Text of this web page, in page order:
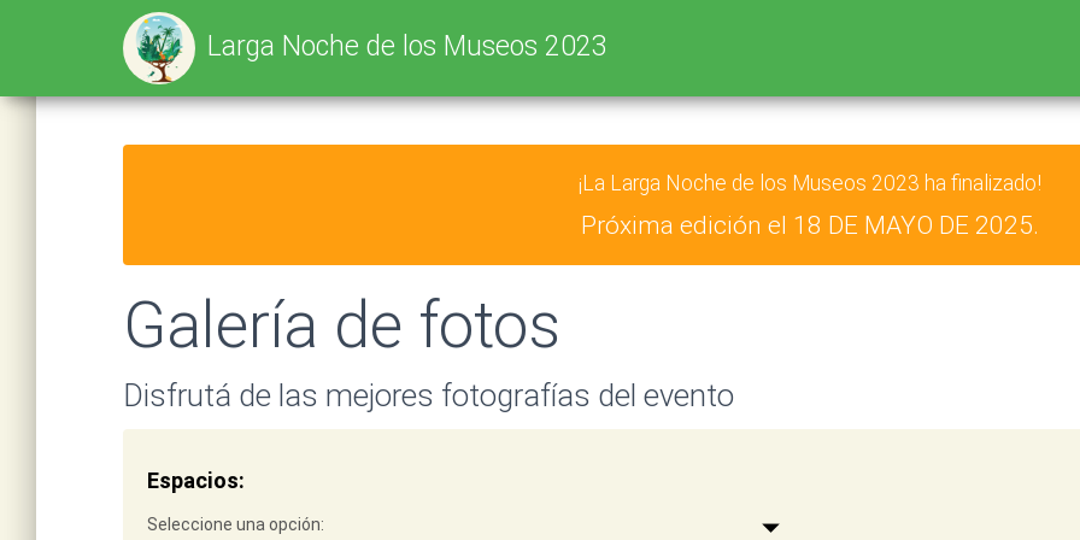
Larga Noche de los Museos 2023
¡La Larga Noche de los Museos 2023 ha finalizado!
Próxima edición el 18 DE MAYO DE 2025.
Galería de fotos
Disfrutá de las mejores fotografías del evento
Espacios: